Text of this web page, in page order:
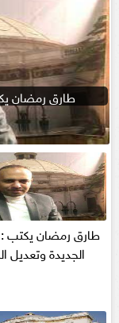
طارق رمضان
طارق رمضان يكتب :
الجديدة وتعديل